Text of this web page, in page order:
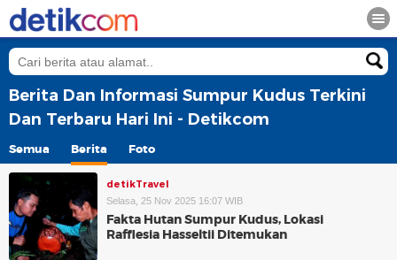
Berita Dan Informasi Sumpur Kudus Terkini
Dan Terbaru Hari Ini - Detikcom
Semua Berita Foto
detikTravel
Selasa, 25 Nov 2025 16:07 WIB
Fakta Hutan Sumpur Kudus, Lokasi
Rafflesia Hasseltii Ditemukan